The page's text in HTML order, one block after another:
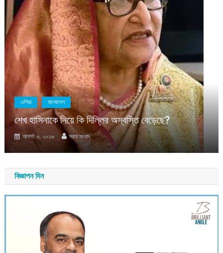
বাংলাদেশ
মাহবুব আলী খানের মৃত্যুবার্ষিকীতে দোয়া মাহফিল
বিতরণ
আগস্ট ৬, ২০২৬ সময় সংবাদ
বিজ্ঞাপন দিন